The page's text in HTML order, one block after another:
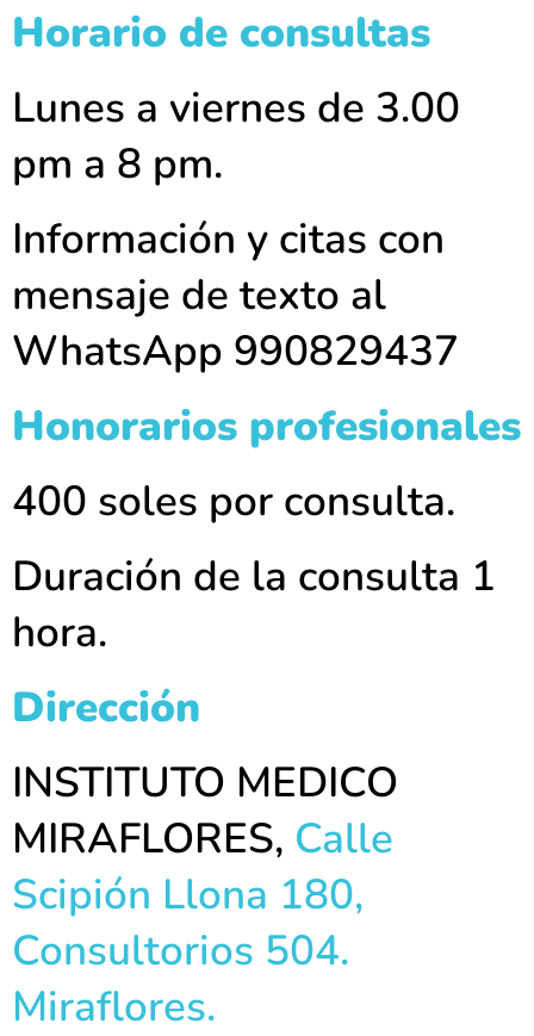
Horario de consultas
Lunes a viernes de 3.00
pm a 8 pm.
Información y citas con
mensaje de texto al
WhatsApp 990829437
Honorarios profesionales
400 soles por consulta.
Duración de la consulta 1
hora.
Dirección
INSTITUTO MEDICO
MIRAFLORES, Calle
Scipión Llona 180,
Consultorios 504.
Miraflores.